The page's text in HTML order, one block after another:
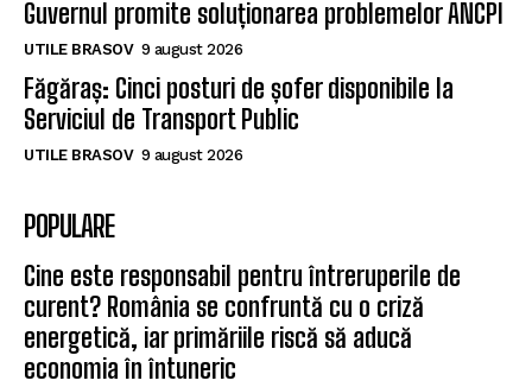
Guvernul promite soluționarea problemelor ANCPI
UTILE BRASOV 9 august 2026
Făgăraș: Cinci posturi de șofer disponibile la
Serviciul de Transport Public
UTILE BRASOV 9 august 2026
POPULARE
Cine este responsabil pentru întreruperile de
curent? România se confruntă cu o criză
energetică, iar primăriile riscă să aducă
economia în întuneric